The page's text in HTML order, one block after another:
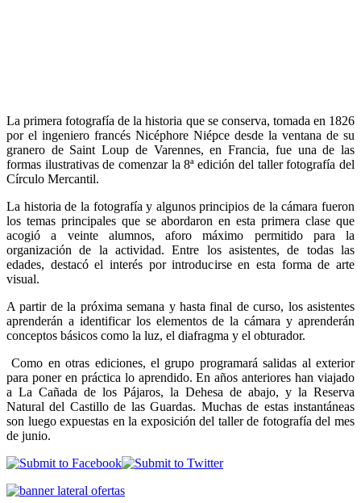
La primera fotografía de la historia que se conserva, tomada en 1826
por el ingeniero francés Nicéphore Niépce desde la ventana de su
granero de Saint Loup de Varennes, en Francia, fue una de las
formas ilustrativas de comenzar la 8ª edición del taller fotografía del
Círculo Mercantil.
La historia de la fotografía y algunos principios de la cámara fueron
los temas principales que se abordaron en esta primera clase que
acogió a veinte alumnos, aforo máximo permitido para la
organización de la actividad. Entre los asistentes, de todas las
edades, destacó el interés por introducirse en esta forma de arte
visual.
A partir de la próxima semana y hasta final de curso, los asistentes
aprenderán a identificar los elementos de la cámara y aprenderán
conceptos básicos como la luz, el diafragma y el obturador.
Como en otras ediciones, el grupo programará salidas al exterior
para poner en práctica lo aprendido. En años anteriores han viajado
a La Cañada de los Pájaros, la Dehesa de abajo, y la Reserva
Natural del Castillo de las Guardas. Muchas de estas instantáneas
son luego expuestas en la exposición del taller de fotografía del mes
de junio.